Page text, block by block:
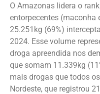
O Amazonas lidera o
entorpecentes (maconha
25.251kg (69%)
2024. Esse volume
droga apreendida nos
que somam 11.339kg
mais drogas que todos
Nordeste, que registrou